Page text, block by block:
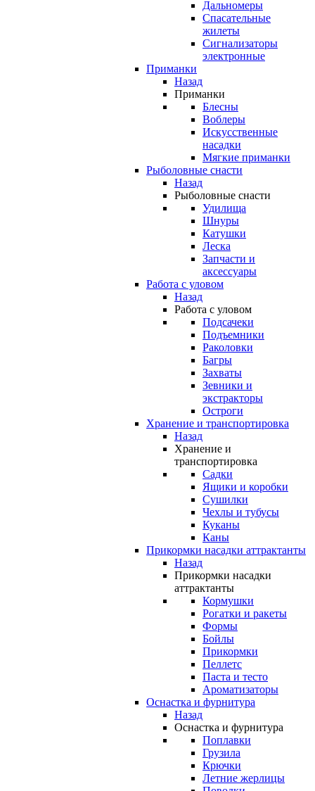
Дальномеры
Спасательные
жилеты
Сигнализаторы
электронные
Приманки
Назад
Приманки
Блесны
Воблеры
Искусственные
насадки
Мягкие приманки
Рыболовные снасти
Назад
Рыболовные снасти
Удилища
Шнуры
Катушки
Леска
Запчасти и
аксессуары
Работа с уловом
Назад
Работа с уловом
Подсачеки
Подъемники
Раколовки
Багры
Захваты
Зевники и
экстракторы
Остроги
Хранение и транспортировка
Назад
Хранение и
транспортировка
Садки
Ящики и коробки
Сушилки
Чехлы и тубусы
Куканы
Каны
Прикормки насадки аттрактанты
Назад
Прикормки насадки
аттрактанты
Кормушки
Рогатки и ракеты
Формы
Бойлы
Прикормки
Пеллетс
Паста и тесто
Ароматизаторы
Оснастка и фурнитура
Назад
Оснастка и фурнитура
Поплавки
Грузила
Крючки
Летние жерлицы